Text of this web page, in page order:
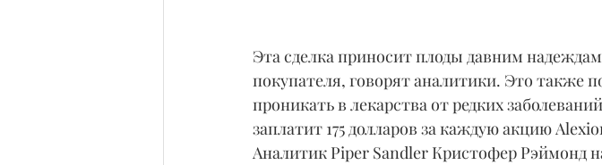
Эта сделка приносит плоды давним
покупателя, говорят аналитики. Это также
проникать в лекарства от редких
заплатит 175 долларов за каждую акцию
Аналитик Piper Sandler Кристофер Рэймонд